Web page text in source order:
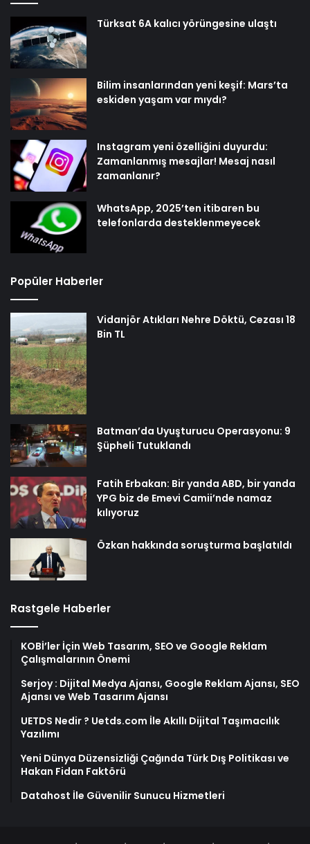
Türksat 6A kalıcı yörüngesine ulaştı
Bilim insanlarından yeni keşif: Mars’ta
eskiden yaşam var mıydı?
Instagram yeni özelliğini duyurdu:
Zamanlanmış mesajlar! Mesaj nasıl
zamanlanır?
WhatsApp, 2025’ten itibaren bu
telefonlarda desteklenmeyecek
Popüler Haberler
Vidanjör Atıkları Nehre Döktü, Cezası 18
Bin TL
Batman’da Uyuşturucu Operasyonu: 9
Şüpheli Tutuklandı
Fatih Erbakan: Bir yanda ABD, bir yanda
YPG biz de Emevi Camii’nde namaz
kılıyoruz
Özkan hakkında soruşturma başlatıldı
Rastgele Haberler
KOBİ’ler İçin Web Tasarım, SEO ve Google Reklam
Çalışmalarının Önemi
Serjoy : Dijital Medya Ajansı, Google Reklam Ajansı, SEO
Ajansı ve Web Tasarım Ajansı
UETDS Nedir ? Uetds.com İle Akıllı Dijital Taşımacılık
Yazılımı
Yeni Dünya Düzensizliği Çağında Türk Dış Politikası ve
Hakan Fidan Faktörü
Datahost İle Güvenilir Sunucu Hizmetleri